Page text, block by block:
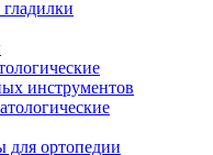
инструментов
для ортопедии